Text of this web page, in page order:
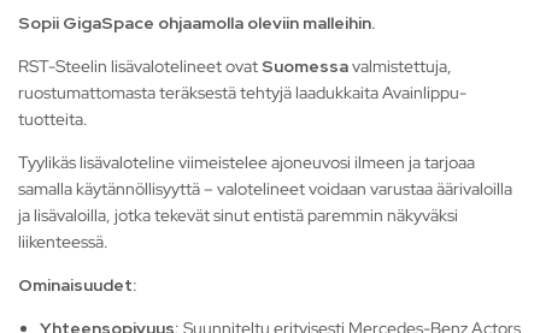
Sopii GigaSpace ohjaamolla oleviin malleihin.
RST-Steelin lisävalotelineet ovat Suomessavalmistettuja,
ruostumattomasta teräksestä tehtyjä laadukkaita Avainlippu-
tuotteita.
Tyylikäs lisävaloteline viimeistelee ajoneuvosi ilmeen ja tarjoaa
samalla käytännöllisyyttä – valotelineet voidaan varustaa äärivaloilla
ja lisävaloilla, jotka tekevät sinut entistä paremmin näkyväksi
liikenteessä.
Ominaisuudet:
Yhteensopivuus: Suunniteltu erityisesti Mercedes-Benz Actors